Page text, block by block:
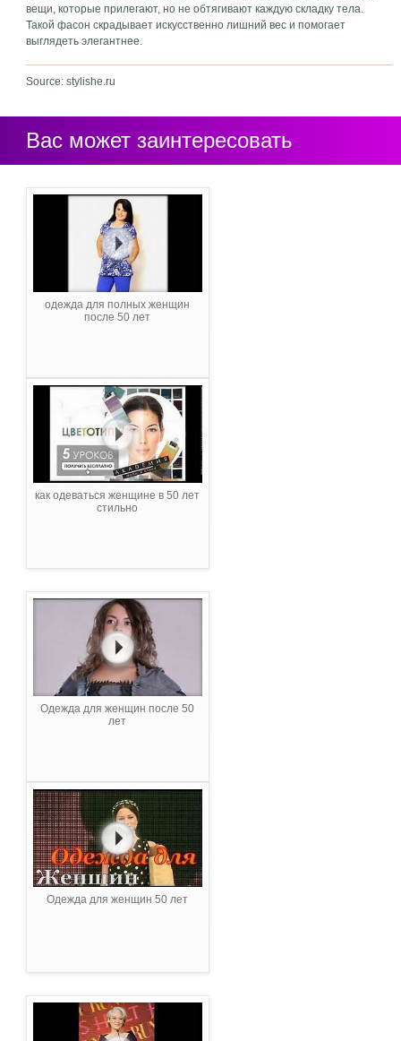
вещи, которые прилегают, но не обтягивают каждую складку тела.
Такой фасон скрадывает искусственно лишний вес и помогает
выглядеть элегантнее.
Source: stylishe.ru
Вас может заинтересовать
одежда для полных женщин
после 50 лет
как одеваться женщине в 50 лет
стильно
Одежда для женщин после 50
лет
Одежда для женщин 50 лет